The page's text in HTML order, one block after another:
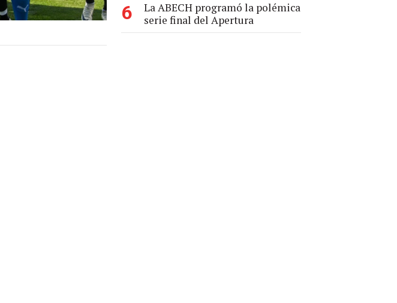
6
La ABECH programó la polémica
serie final del Apertura